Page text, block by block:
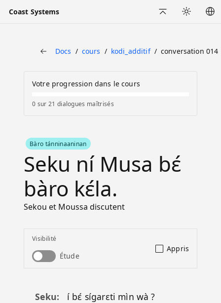
Coast Systems
Docs cours kodi_additif conversation 014
Votre progression dans le cours
0 sur 21 dialogues maîtrisés
Bàro tánninaaninan
Seku ní Musa bɛ́
bàro kɛ́la.
Sekou et Moussa discutent
Visibilité
Étude
Appris
Seku
í bɛ́ sígarɛti mìn wà ?